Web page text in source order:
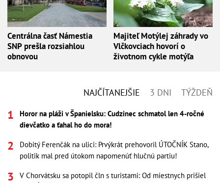
Centrálna časť Námestia
SNP prešla rozsiahlou
obnovou
Majiteľ Motýlej záhrady vo
Vlčkovciach hovorí o
životnom cykle motýľa
NAJČÍTANEJŠIE 3 DNI TÝŽDEŇ
Horor na pláži v Španielsku: Cudzinec schmatol len 4-ročné
dievčatko a ťahal ho do mora!
Dobitý Ferenčák na ulici: Prvýkrát prehovoril ÚTOČNÍK Stano,
politik mal pred útokom napomenúť hlučnú partiu!
V Chorvátsku sa potopil čln s turistami: Od miestnych prišiel